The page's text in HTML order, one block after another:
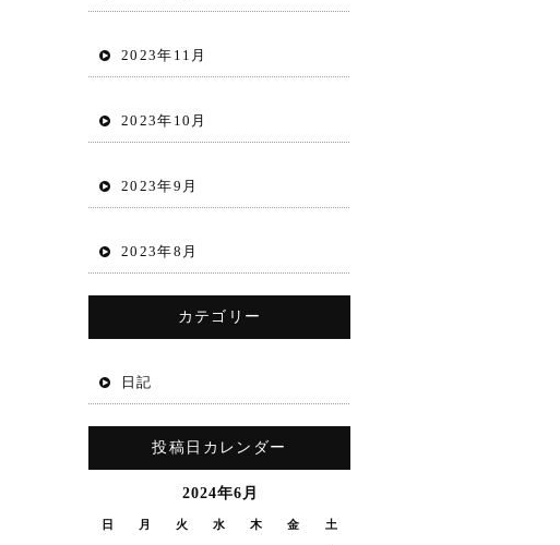
2023年11月
2023年10月
2023年9月
2023年8月
カテゴリー
日記
投稿日カレンダー
2024年6月
日 月 火 水 木 金 土